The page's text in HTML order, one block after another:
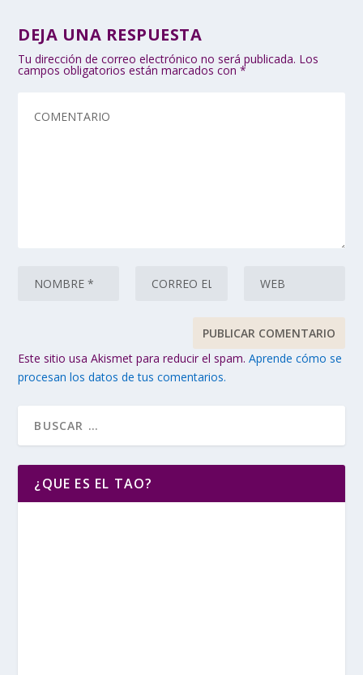
DEJA UNA RESPUESTA
Tu dirección de correo electrónico no será publicada. Los
campos obligatorios están marcados con*
Este sitio usa Akismet para reducir el spam.Aprende cómo se
procesan los datos de tus comentarios.
¿QUE ES EL TAO?